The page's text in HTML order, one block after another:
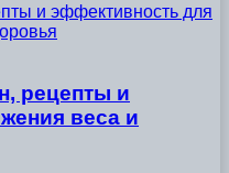
и эффективность для
рецепты и
веса и